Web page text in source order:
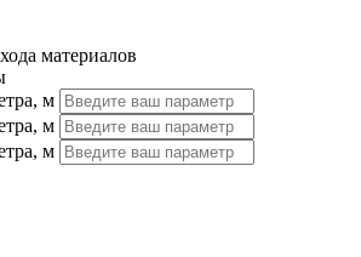
материалов
м
м
м